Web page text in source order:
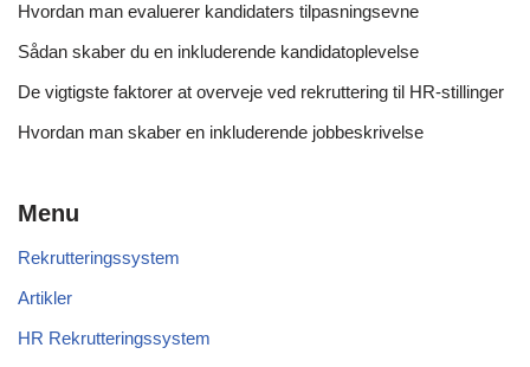
Hvordan man evaluerer kandidaters tilpasningsevne
Sådan skaber du en inkluderende kandidatoplevelse
De vigtigste faktorer at overveje ved rekruttering til HR-stillinger
Hvordan man skaber en inkluderende jobbeskrivelse
Menu
Rekrutteringssystem
Artikler
HR Rekrutteringssystem